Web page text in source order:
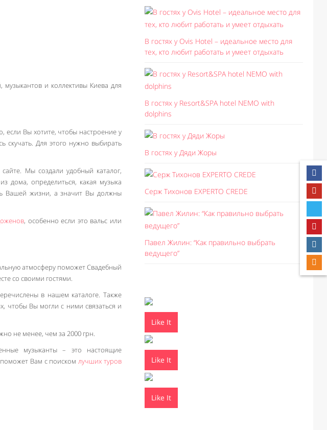
и коллективы Киева для
Вы хотите, чтобы настроение у
скучать. Для этого нужно выбирать
Мы создали удобный каталог,
дома, определиться, какая музыка
Вашей жизни, а значит Вы должны
, особенно если это вальс или
атмосферу поможет Свадебный
со своими гостями.
в нашем каталоге. Также
чтобы Вы могли с ними связаться и
не менее, чем за 2000 грн.
музыканты – это настоящие
Вам с поискомлучших туров
В гостях у Ovis Hotel – идеальное место для
тех, кто любит работать и умеет отдыхать
В гостях у Resort&SPA hotel NEMO with
dolphins
В гостях у Дяди Жоры
Серж Тихонов EXPERTO CREDE
Павел Жилин: “Как правильно выбрать
ведущего”
Like It
Like It
Like It